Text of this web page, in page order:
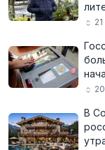
21
20
В